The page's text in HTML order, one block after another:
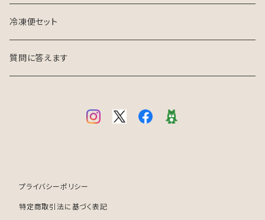
冷凍便セット
質問に答えます
プライバシーポリシー
特定商取引法に基づく表記